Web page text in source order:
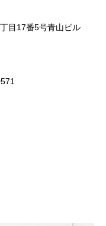
目17番5号青山ビル